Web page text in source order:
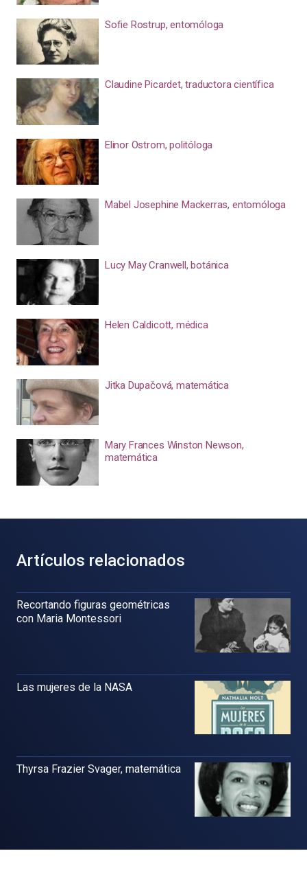
Sofie Rostrup, entomóloga
Claudine Picardet, traductora científica
Elinor Ostrom, politóloga
Mabel Josephine Mackerras, entomóloga
Lucy May Cranwell, botánica
Helen Caldicott, médica
Jitka Dupačová, matemática
Mary Frances Winston Newson,
matemática
Artículos relacionados
Recortando figuras geométricas
con Maria Montessori
Las mujeres de la NASA
Thyrsa Frazier Svager, matemática